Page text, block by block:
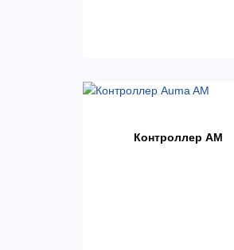
Контроллер AM